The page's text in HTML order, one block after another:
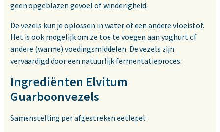
geen opgeblazen gevoel of winderigheid.
De vezels kun je oplossen in water of een andere vloeistof.
Het is ook mogelijk om ze toe te voegen aan yoghurt of
andere (warme) voedingsmiddelen. De vezels zijn
vervaardigd door een natuurlijk fermentatieproces.
Ingrediënten Elvitum
Guarboonvezels
Samenstelling per afgestreken eetlepel: